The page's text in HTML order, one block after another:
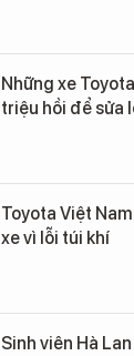
Những xe
triệu hồi để sửa
Toyota Việt
xe vì lỗi túi khí
Sinh viên Hà